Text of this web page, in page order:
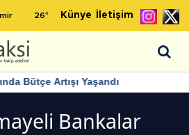
26° Künye İletişim
Bütçe Artışı Yaşandı
Bankalar